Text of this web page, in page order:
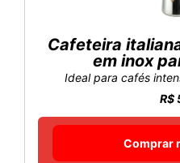
Cafeteira
em inox
Ideal para cafés
R$
Comprar